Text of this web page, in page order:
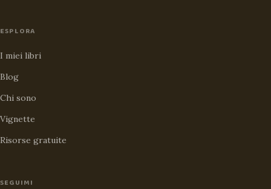
ESPLORA
I miei libri
Blog
Chi sono
Vignette
Risorse gratuite
SEGUIMI